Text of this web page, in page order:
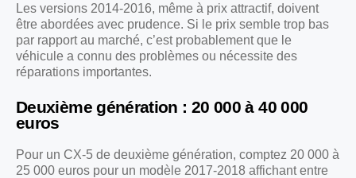
Les versions 2014-2016, même à prix attractif, doivent
être abordées avec prudence. Si le prix semble trop bas
par rapport au marché, c’est probablement que le
véhicule a connu des problèmes ou nécessite des
réparations importantes.
Deuxième génération : 20 000 à 40 000
euros
Pour un CX-5 de deuxième génération, comptez 20 000 à
25 000 euros pour un modèle 2017-2018 affichant entre